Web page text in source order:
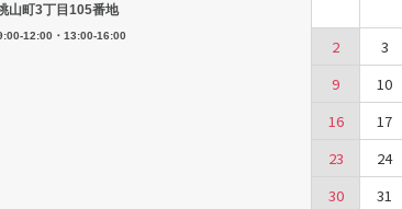
山町3丁目105番地
12:00・13:00-16:00
2
3
9
10
16
17
23
24
30
31